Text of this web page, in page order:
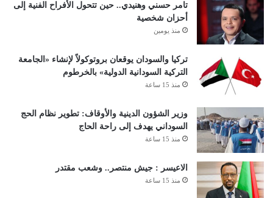
تامر حسني وهنيدي.. حين تتحول الأفراح الفنية إلى
أحزان شخصية
منذ يومين
تركيا والسودان يوقعان بروتوكولاً لإنشاء «الجامعة
التركية السودانية الدولية» بالخرطوم
منذ 15 ساعة
وزير الشؤون الدينية والأوقاف: تطوير نظام الحج
السوداني يهدف إلى راحة الحاج
منذ 15 ساعة
الاعيسر : جيش منتصر.. وشعب مقتدر
منذ 15 ساعة